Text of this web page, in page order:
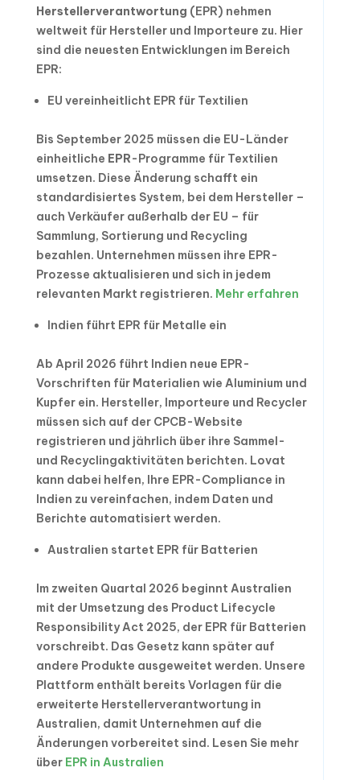
Herstellerverantwortung (EPR) nehmen
weltweit für Hersteller und Importeure zu. Hier
sind die neuesten Entwicklungen im Bereich
EPR:
EU vereinheitlicht EPR für Textilien
Bis September 2025 müssen die EU-Länder
einheitliche EPR-Programme für Textilien
umsetzen. Diese Änderung schafft ein
standardisiertes System, bei dem Hersteller –
auch Verkäufer außerhalb der EU – für
Sammlung, Sortierung und Recycling
bezahlen. Unternehmen müssen ihre EPR-
Prozesse aktualisieren und sich in jedem
relevanten Markt registrieren. Mehr erfahren
Indien führt EPR für Metalle ein
Ab April 2026 führt Indien neue EPR-
Vorschriften für Materialien wie Aluminium und
Kupfer ein. Hersteller, Importeure und Recycler
müssen sich auf der CPCB-Website
registrieren und jährlich über ihre Sammel-
und Recyclingaktivitäten berichten. Lovat
kann dabei helfen, Ihre EPR-Compliance in
Indien zu vereinfachen, indem Daten und
Berichte automatisiert werden.
Australien startet EPR für Batterien
Im zweiten Quartal 2026 beginnt Australien
mit der Umsetzung des Product Lifecycle
Responsibility Act 2025, der EPR für Batterien
vorschreibt. Das Gesetz kann später auf
andere Produkte ausgeweitet werden. Unsere
Plattform enthält bereits Vorlagen für die
erweiterte Herstellerverantwortung in
Australien, damit Unternehmen auf die
Änderungen vorbereitet sind. Lesen Sie mehr
über EPR in Australien